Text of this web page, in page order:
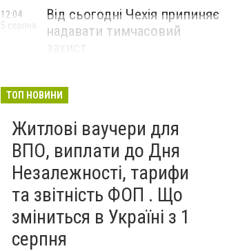
Від сьогодні Чехія припиняє
надавати тимчасовий
12:04
5 серпня
ТОП НОВИНИ
Житлові ваучери для
ВПО, виплати до Дня
Незалежності, тарифи
та звітність ФОП . Що
зміниться в Україні з 1
серпня